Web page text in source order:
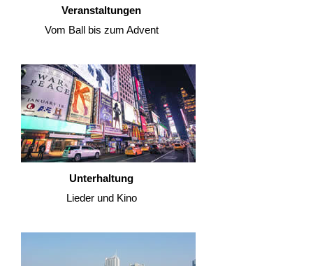
Veranstaltungen
Vom Ball bis zum Advent
Unterhaltung
Lieder und Kino